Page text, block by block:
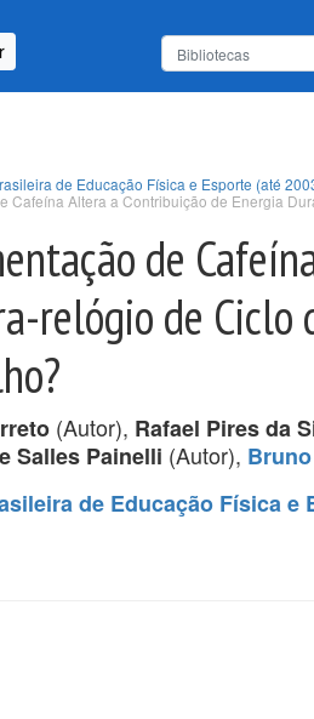
de Educação Física e Esporte (até
Cafeína Altera a Contribuição de Energia
de
relógio de
(Autor), Rafael Pires da
Salles Painelli (Autor),
de Educação Física e